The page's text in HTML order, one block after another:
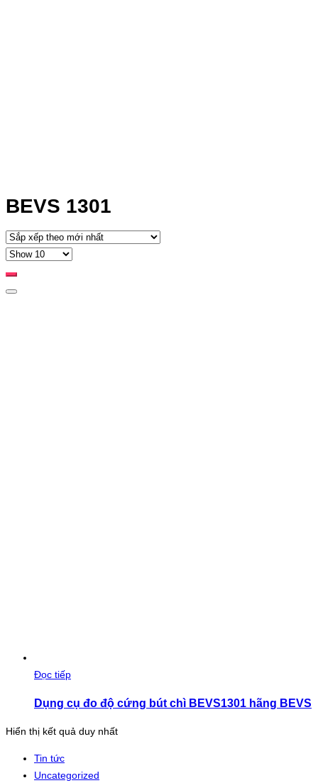
BEVS 1301
Đọc tiếp
Dụng cụ đo độ cứng bút chì BEVS1301 hãng BEVS
Hiển thị kết quả duy nhất
Tin tức
Uncategorized